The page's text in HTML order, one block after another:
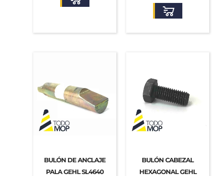
BULÓN DE ANCLAJE
PALA GEHL SL4640
BULÓN CABEZAL
HEXAGONAL GEHL